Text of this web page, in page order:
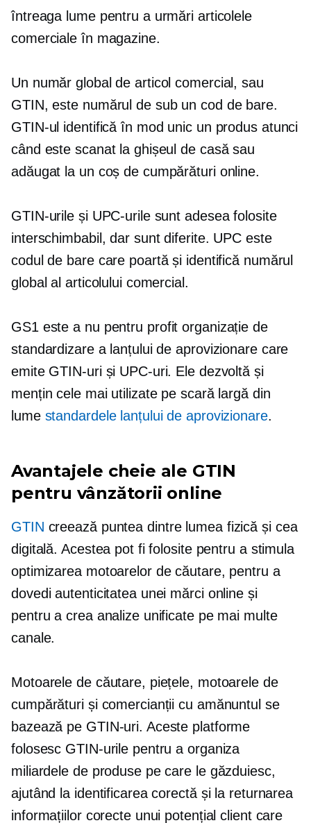
întreaga lume pentru a urmări articolele
comerciale în magazine.
Un număr global de articol comercial, sau
GTIN, este numărul de sub un cod de bare.
GTIN-ul identifică în mod unic un produs atunci
când este scanat la ghișeul de casă sau
adăugat la un coș de cumpărături online.
GTIN-urile și UPC-urile sunt adesea folosite
interschimbabil, dar sunt diferite. UPC este
codul de bare care poartă și identifică numărul
global al articolului comercial.
GS1 este a nu pentru profit organizație de
standardizare a lanțului de aprovizionare care
emite GTIN-uri și UPC-uri. Ele dezvoltă și
mențin cele mai utilizate pe scară largă din
lume standardele lanțului de aprovizionare.
Avantajele cheie ale GTIN
pentru vânzătorii online
GTIN creează puntea dintre lumea fizică și cea
digitală. Acestea pot fi folosite pentru a stimula
optimizarea motoarelor de căutare, pentru a
dovedi autenticitatea unei mărci online și
pentru a crea analize unificate pe mai multe
canale.
Motoarele de căutare, piețele, motoarele de
cumpărături și comercianții cu amănuntul se
bazează pe GTIN-uri. Aceste platforme
folosesc GTIN-urile pentru a organiza
miliardele de produse pe care le găzduiesc,
ajutând la identificarea corectă și la returnarea
informațiilor corecte unui potențial client care